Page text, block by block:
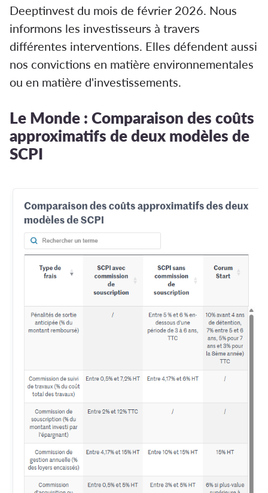
Deeptinvest du mois de février 2026. Nous
informons les investisseurs à travers
différentes interventions. Elles défendent aussi
nos convictions en matière environnementales
ou en matière d'investissements.
Le Monde : Comparaison des coûts
approximatifs de deux modèles de
SCPI